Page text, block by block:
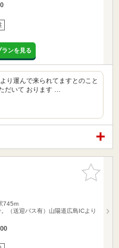
ンを見る
り運んで来られてますとのこと
だいて おります …
お気に入
りに追加
745m
（送迎バス有）山陽道広島ICより